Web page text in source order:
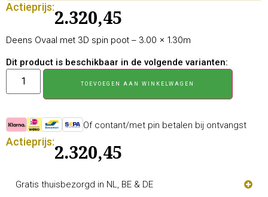
Actieprijs:
2.320,45
Deens Ovaal met 3D spin poot – 3.00 × 1.30m
Dit product is beschikbaar in de volgende varianten:
TOEVOEGEN AAN WINKELWAGEN
Of contant/met pin betalen bij ontvangst
Actieprijs:
2.320,45
Gratis thuisbezorgd in NL, BE & DE